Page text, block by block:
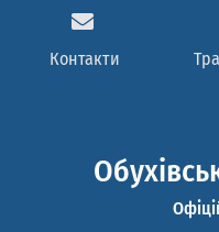
Контакти